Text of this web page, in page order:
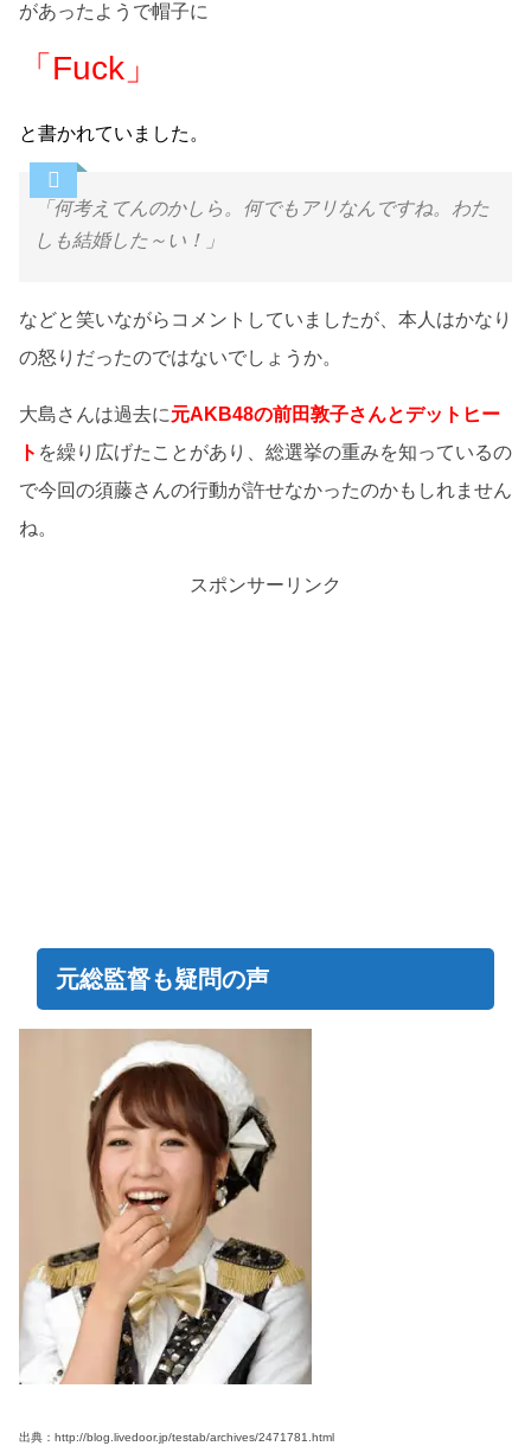
があったようで帽子に
「Fuck」
と書かれていました。
「何考えてんのかしら。何でもアリなんですね。わた
しも結婚した～い！」
などと笑いながらコメントしていましたが、本人はかなり
の怒りだったのではないでしょうか。
大島さんは過去に元AKB48の前田敦子さんとデットヒー
ト を繰り広げたことがあり、総選挙の重みを知っているの
で今回の須藤さんの行動が許せなかったのかもしれません
ね。
スポンサーリンク
元総監督も疑問の声
出典：http://blog.livedoor.jp/testab/archives/2471781.html